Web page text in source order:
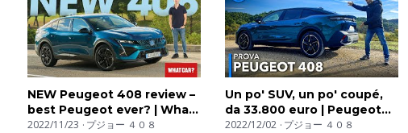
12:30 Consumi
13:18 Allestimenti e prezzi
Servizio di Simone Dellisanti
NEW Peugeot 408 review –
best Peugeot ever? | What
Car?
2022/11/23 プジョー ４０８
Un po' SUV, un po' coupé,
da 33.800 euro | Peugeot
408
2022/12/02 プジョー ４０８